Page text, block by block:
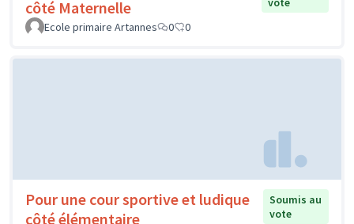
côté Maternelle
Ecole primaire Artannes
0 0
Pour une cour sportive et ludique
côté élémentaire
Soumis au
vote